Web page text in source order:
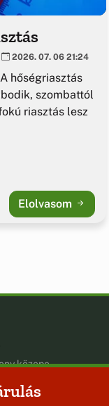
2026. 07. 06 21:24
hőségriasztás
szombattól
riasztás lesz
Elolvasom
közepe